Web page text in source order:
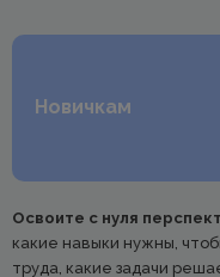
Новичкам
Освоите с нуля
какие навыки нужны,
труда, какие задачи